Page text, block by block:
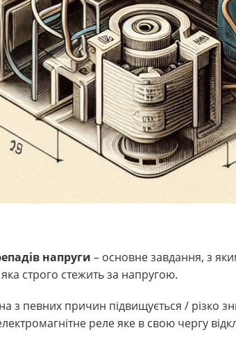
напруги – основне завдання, з
строго стежить за напругою.
з певних причин підвищується / різко
реле яке в свою чергу